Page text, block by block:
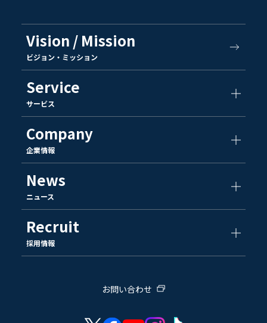
Vision / Mission
ビジョン・ミッション
Service
サービス
Company
企業情報
News
ニュース
Recruit
採用情報
お問い合わせ